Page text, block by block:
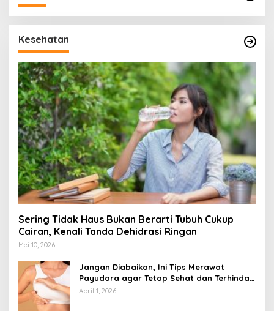
Kesehatan
Sering Tidak Haus Bukan Berarti Tubuh Cukup
Cairan, Kenali Tanda Dehidrasi Ringan
Mei 10, 2026
Jangan Diabaikan, Ini Tips Merawat
Payudara agar Tetap Sehat dan Terhindar
dari Risiko Penyakit
April 1, 2026